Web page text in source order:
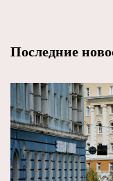
Последние